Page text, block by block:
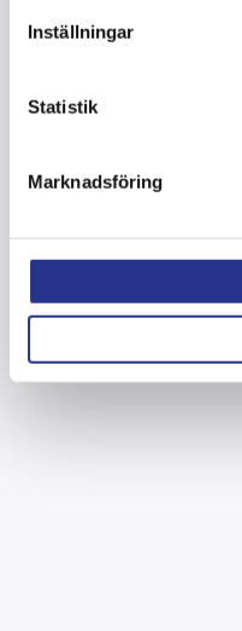
Inställningar
Statistik
Marknadsföring